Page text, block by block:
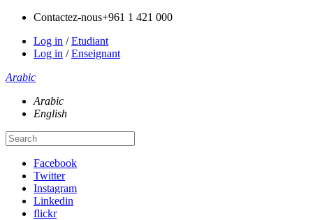
Contactez-nous+961 1 421 000
Log in /Etudiant
Log in /Enseignant
Arabic
Arabic
English
Facebook
Twitter
Instagram
Linkedin
flickr